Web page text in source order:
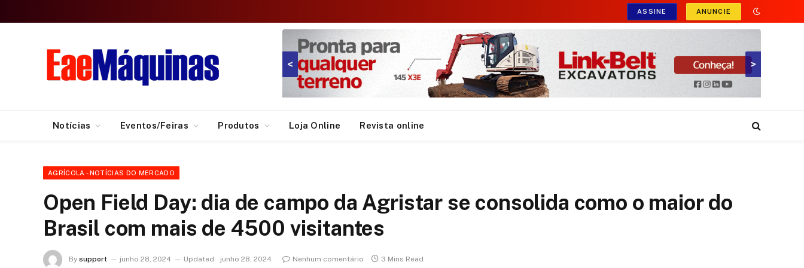
ASSINE ANUNCIE
>
<
Notícias Eventos/Feiras Produtos Loja Online Revista online
AGRÍCOLA - NOTÍCIAS DO MERCADO
Open Field Day: dia de campo da Agristar se consolida como o maior do
Brasil com mais de 4500 visitantes
By support junho 28, 2024 Updated: junho 28, 2024 Nenhum comentário 3 Mins Read